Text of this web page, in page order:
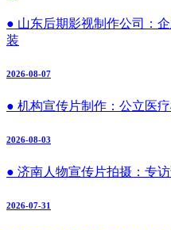
● 山东后期影视制作公司：
装
2026-08-07
● 机构宣传片制作：公立医
2026-08-03
● 济南人物宣传片拍摄：专
2026-07-31